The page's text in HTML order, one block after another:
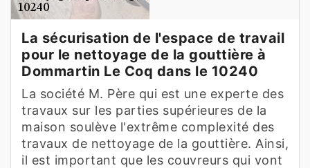
La sécurisation de l'espace de travail
pour le nettoyage de la gouttière à
Dommartin Le Coq dans le 10240
La société M. Père qui est une experte des
travaux sur les parties supérieures de la
maison soulève l'extrême complexité des
travaux de nettoyage de la gouttière. Ainsi,
il est important que les couvreurs qui vont